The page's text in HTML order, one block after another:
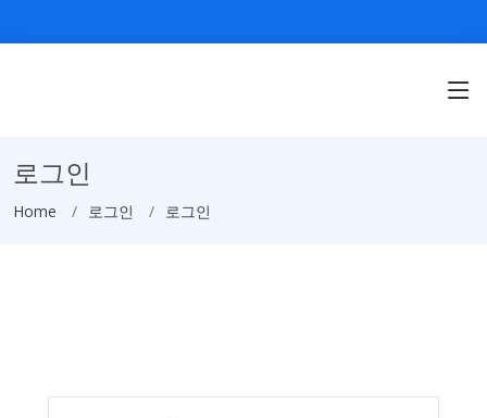
로그인
Home 로그인 로그인